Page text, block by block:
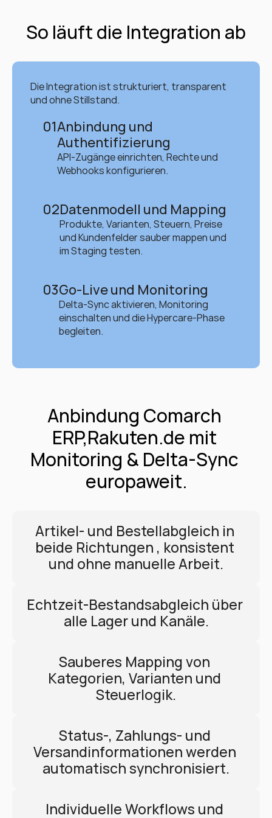
So läuft die Integration ab
Die Integration ist strukturiert, transparent
und ohne Stillstand.
01Anbindung und
Authentifizierung
API-Zugänge einrichten, Rechte und
Webhooks konfigurieren.
02Datenmodell und Mapping
Produkte, Varianten, Steuern, Preise
und Kundenfelder sauber mappen und
im Staging testen.
03Go-Live und Monitoring
Delta-Sync aktivieren, Monitoring
einschalten und die Hypercare-Phase
begleiten.
Anbindung Comarch
ERP,Rakuten.de mit
Monitoring & Delta-Sync
europaweit.
Artikel- und Bestellabgleich in
beide Richtungen , konsistent
und ohne manuelle Arbeit.
Echtzeit-Bestandsabgleich über
alle Lager und Kanäle.
Sauberes Mapping von
Kategorien, Varianten und
Steuerlogik.
Status-, Zahlungs- und
Versandinformationen werden
automatisch synchronisiert.
Individuelle Workflows und